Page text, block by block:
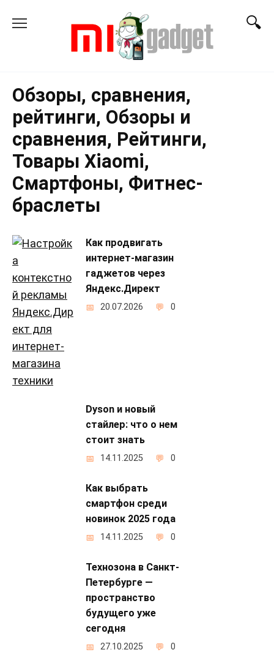
Обзоры, сравнения,
рейтинги, Обзоры и
сравнения, Рейтинги,
Товары Xiaomi,
Смартфоны, Фитнес-
браслеты
Как продвигать
интернет-магазин
гаджетов через
Яндекс.Директ
20.07.2026 0
Dyson и новый
стайлер: что о нем
стоит знать
14.11.2025 0
Как выбрать
смартфон среди
новинок 2025 года
14.11.2025 0
Технозона в Санкт-
Петербурге —
пространство
будущего уже
сегодня
27.10.2025 0